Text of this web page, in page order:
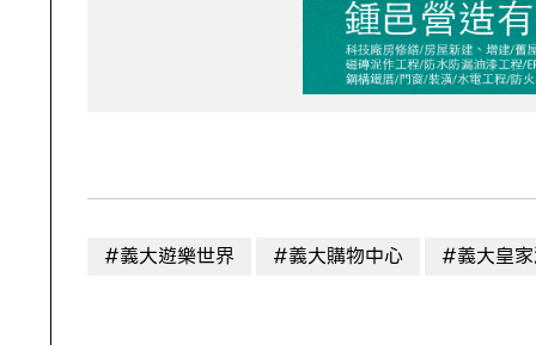
#義大遊樂世界 #義大購物中心 #義大皇